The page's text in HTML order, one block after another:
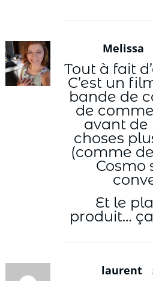
Melissa
Tout à fait
C’est un
bande de
de
avant de
choses
(comme
Cosmo
Et le
produit…
laurent